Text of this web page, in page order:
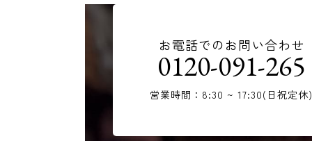
お電話でのお問い合わせ
0120-091-265
営業時間：8:30 ~ 17:30(日祝定休)